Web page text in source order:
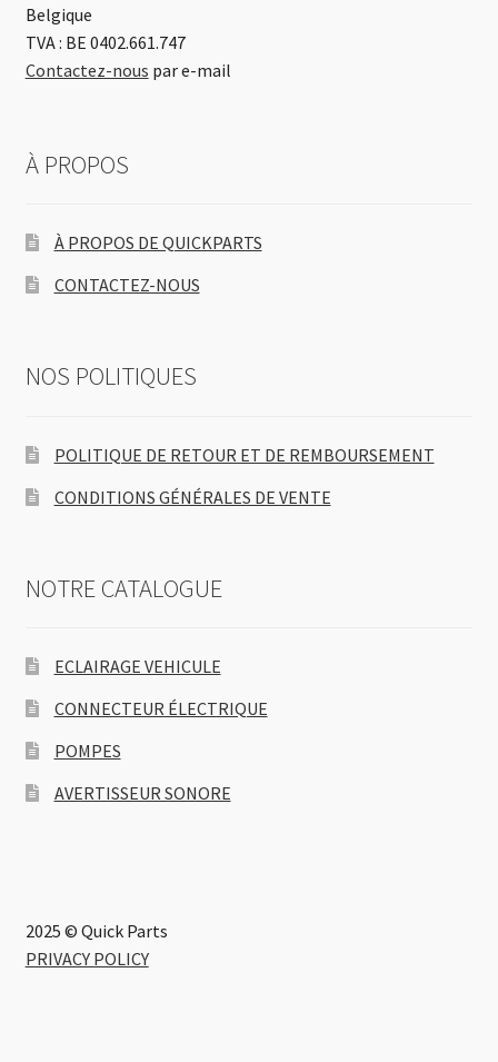
Belgique
TVA : BE 0402.661.747
Contactez-nous par e-mail
À PROPOS
À PROPOS DE QUICKPARTS
CONTACTEZ-NOUS
NOS POLITIQUES
POLITIQUE DE RETOUR ET DE REMBOURSEMENT
CONDITIONS GÉNÉRALES DE VENTE
NOTRE CATALOGUE
ECLAIRAGE VEHICULE
CONNECTEUR ÉLECTRIQUE
POMPES
AVERTISSEUR SONORE
2025 © Quick Parts
PRIVACY POLICY